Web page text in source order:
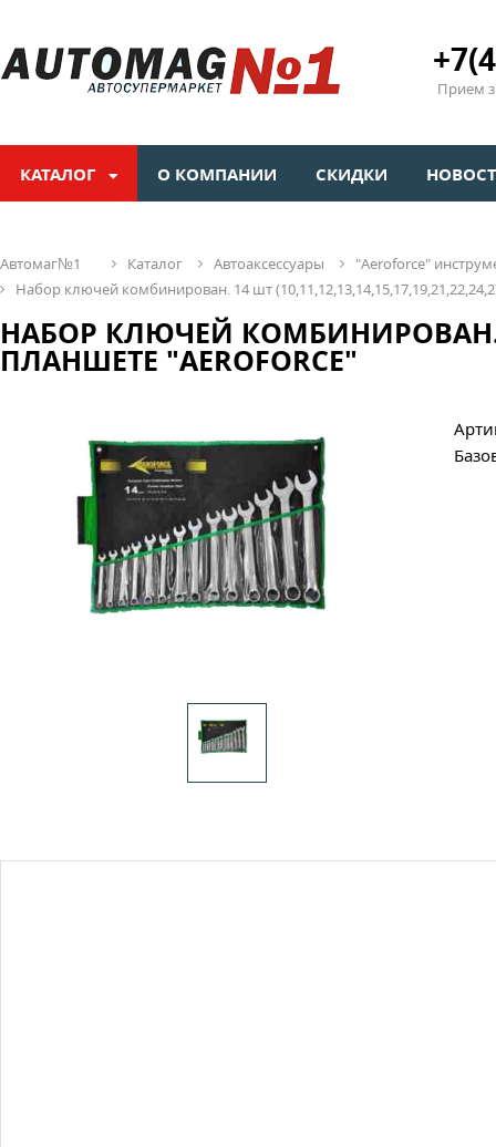
Прием
КАТАЛОГ О КОМПАНИИ СКИДКИ
автомаг№1 каталог автоаксессуары
"aeroforсe"
набор ключей комбинирован. 14 шт
НАБОР КЛЮЧЕЙ КОМБИНИРОВАН. 14
ПЛАНШЕТЕ "AEROFORCE"